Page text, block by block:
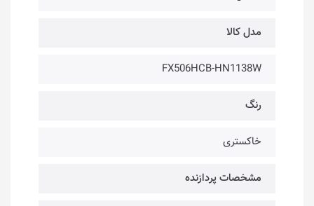
مدل کالا
FX506HCB-HN1138W
رنگ
خاکستری
مشخصات پردازنده